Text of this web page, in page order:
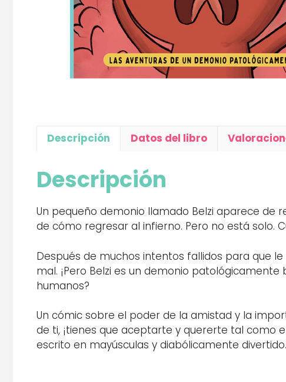
Descripción Datos del libro
Descripción
Un pequeño demonio llamado Belzi aparece de
de cómo regresar al infierno. Pero no está solo.
Después de muchos intentos fallidos para que
mal. ¡Pero Belzi es un demonio
humanos?
Un cómic sobre el poder de la amistad y la
de ti, ¡tienes que aceptarte y quererte tal como
escrito en mayúsculas y diabólicamente divertido.